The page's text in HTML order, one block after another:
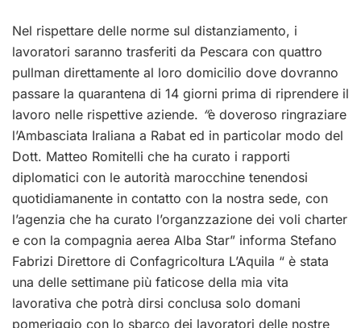
Nel rispettare delle norme sul distanziamento, i
lavoratori saranno trasferiti da Pescara con quattro
pullman direttamente al loro domicilio dove dovranno
passare la quarantena di 14 giorni prima di riprendere il
lavoro nelle rispettive aziende. “è doveroso ringraziare
l’Ambasciata Iraliana a Rabat ed in particolar modo del
Dott. Matteo Romitelli che ha curato i rapporti
diplomatici con le autorità marocchine tenendosi
quotidiamanente in contatto con la nostra sede, con
l’agenzia che ha curato l’organzzazione dei voli charter
e con la compagnia aerea Alba Star” informa Stefano
Fabrizi Direttore di Confagricoltura L’Aquila “ è stata
una delle settimane più faticose della mia vita
lavorativa che potrà dirsi conclusa solo domani
pomeriggio con lo sbarco dei lavoratori delle nostre